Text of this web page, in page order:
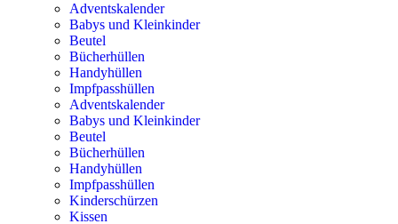
Adventskalender
Babys und Kleinkinder
Beutel
Bücherhüllen
Handyhüllen
Impfpasshüllen
Adventskalender
Babys und Kleinkinder
Beutel
Bücherhüllen
Handyhüllen
Impfpasshüllen
Kinderschürzen
Kissen